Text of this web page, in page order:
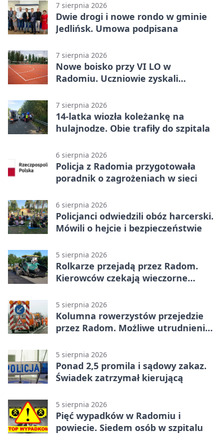
7 sierpnia 2026
Dwie drogi i nowe rondo w gminie
Jedlińsk. Umowa podpisana
7 sierpnia 2026
Nowe boisko przy VI LO w
Radomiu. Uczniowie zyskali
7 sierpnia 2026
14-latka wiozła koleżankę na
hulajnodze. Obie trafiły do szpitala
6 sierpnia 2026
Policja z Radomia przygotowała
poradnik o zagrożeniach w sieci
6 sierpnia 2026
Policjanci odwiedzili obóz harcerski.
Mówili o hejcie i bezpieczeństwie
5 sierpnia 2026
Rolkarze przejadą przez Radom.
Kierowców czekają wieczorne
5 sierpnia 2026
Kolumna rowerzystów przejedzie
przez Radom. Możliwe utrudnienia
5 sierpnia 2026
Ponad 2,5 promila i sądowy zakaz.
Świadek zatrzymał kierującą
5 sierpnia 2026
Pięć wypadków w Radomiu i
powiecie. Siedem osób w szpitalu